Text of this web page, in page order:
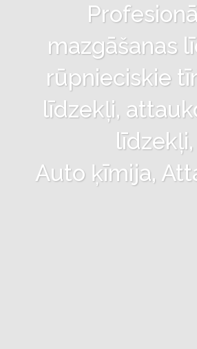
mazgāšanas
rūpnieciskie
līdzekļi,
līdzekļi,
Auto ķīmija,